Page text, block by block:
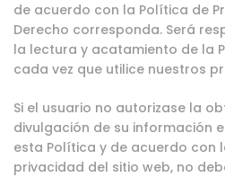
de acuerdo con la Política de
Derecho corresponda. Será
la lectura y acatamiento de la
cada vez que utilice nuestros
Si el usuario no autorizase la
divulgación de su información
esta Política y de acuerdo con
privacidad del sitio web, no